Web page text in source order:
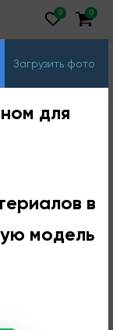
Загрузить фото
для
в
модель